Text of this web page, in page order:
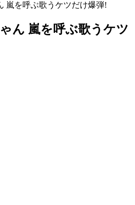
嵐を呼ぶ歌うケツだけ爆弾!
ん 嵐を呼ぶ歌うケツ